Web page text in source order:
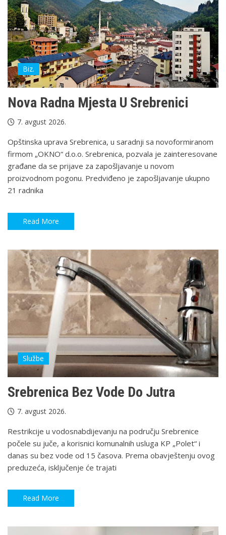
Biz.
Nova Radna Mjesta U Srebrenici
7. avgust 2026.
Opštinska uprava Srebrenica, u saradnji sa novoformiranom
firmom „OKNO“ d.o.o. Srebrenica, pozvala je zainteresovane
građane da se prijave za zapošljavanje u novom
proizvodnom pogonu. Predviđeno je zapošljavanje ukupno
21 radnika
Read More
Službe
Srebrenica Bez Vode Do Jutra
7. avgust 2026.
Restrikcije u vodosnabdijevanju na području Srebrenice
počele su juče, a korisnici komunalnih usluga KP „Polet“ i
danas su bez vode od 15 časova. Prema obavještenju ovog
preduzeća, isključenje će trajati
Read More